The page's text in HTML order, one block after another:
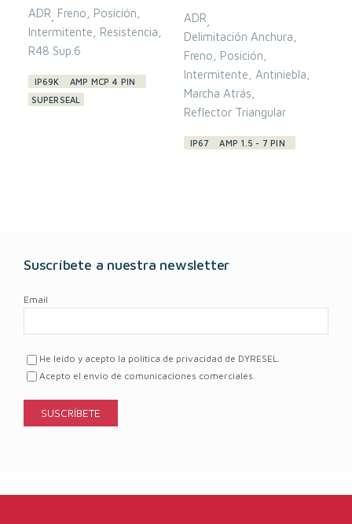
ADR Freno
Posición
Intermitente
Resistencia
R48 Sup.6
IP69K
AMP MCP 4 PIN
SUPERSEAL
ADR,
Delimitación Anchura
Freno
Posición
Intermitente Antiniebla
Marcha Atrás
Reflector Triangular
IP67 AMP 1.5 - 7 PIN
Suscríbete a nuestra newsletter
Email
He leído y acepto la política de privacidad de DYRESEL.
Acepto el envío de comunicaciones comerciales.